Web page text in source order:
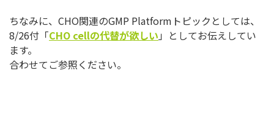
ちなみに、CHO関連のGMP Platformトピックとしては、
8/26付「CHO cellの代替が欲しい 」としてお伝えしてい
ます。
合わせてご参照ください。